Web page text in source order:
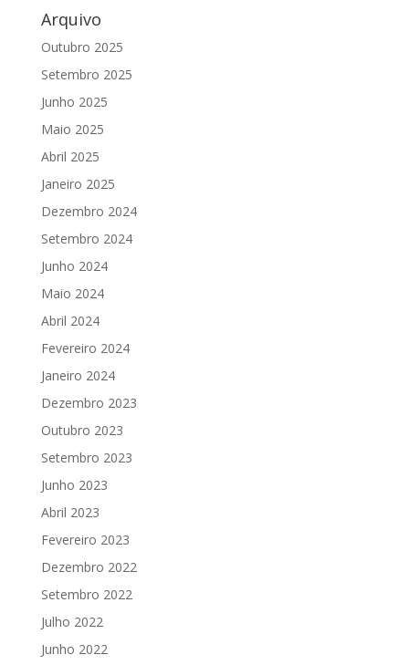
Arquivo
Outubro 2025
Setembro 2025
Junho 2025
Maio 2025
Abril 2025
Janeiro 2025
Dezembro 2024
Setembro 2024
Junho 2024
Maio 2024
Abril 2024
Fevereiro 2024
Janeiro 2024
Dezembro 2023
Outubro 2023
Setembro 2023
Junho 2023
Abril 2023
Fevereiro 2023
Dezembro 2022
Setembro 2022
Julho 2022
Junho 2022